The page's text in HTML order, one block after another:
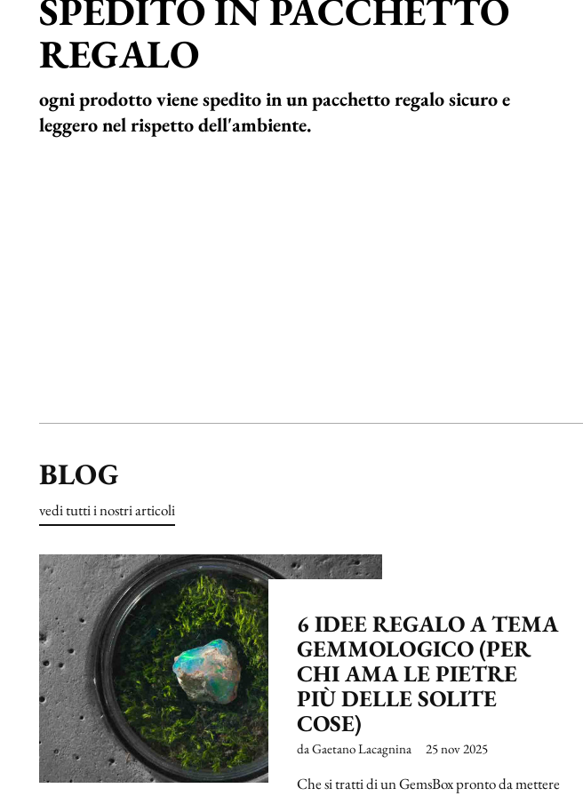
SPEDITO IN PACCHETTO
REGALO
ogni prodotto viene spedito in un pacchetto regalo sicuro e
leggero nel rispetto dell'ambiente.
BLOG
vedi tutti i nostri articoli
6 IDEE REGALO A TEMA
GEMMOLOGICO (PER
CHI AMA LE PIETRE
PIÙ DELLE SOLITE
COSE)
da Gaetano Lacagnina 25 nov 2025
Che si tratti di un GemsBox pronto da mettere